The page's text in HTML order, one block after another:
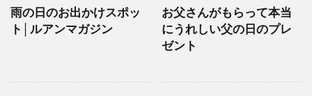
雨の日のお出かけスポッ
ト│ルアンマガジン
お父さんがもらって本当
にうれしい父の日のプレ
ゼント